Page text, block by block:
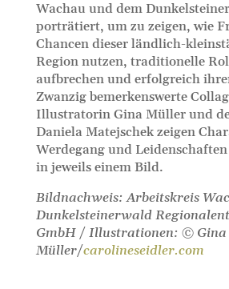
Wachau und dem
porträtiert, um zu zeigen, wie
Chancen dieser ländlich-
Region nutzen, traditionelle
aufbrechen und erfolgreich
Zwanzig bemerkenswerte
Illustratorin Gina Müller und
Daniela Matejschek zeigen
Werdegang und
in jeweils einem Bild.
Bildnachweis: Arbeitskreis
Dunkelsteinerwald
GmbH / Illustrationen: © Gina
Müller/carolineseidler.com